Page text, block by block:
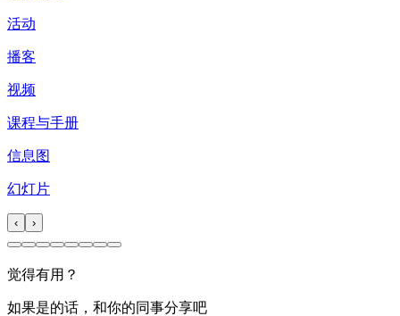
活动
播客
视频
课程与手册
信息图
幻灯片
‹ ›
觉得有用？
如果是的话，和你的同事分享吧